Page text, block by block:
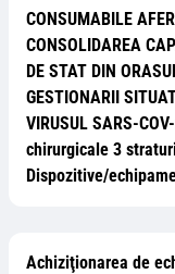
CONSUMABILE
CONSOLIDAREA
DE STAT DIN
GESTIONARII
VIRUSUL SARS-
chirurgicale 3
Dispozitive/
Achiziţionarea de